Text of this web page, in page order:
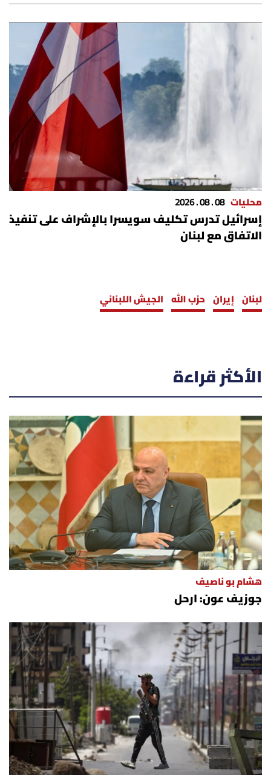
محليات 08 . 08 . 2026
إسرائيل تدرس تكليف سويسرا بالإشراف على تنفيذ
الاتفاق مع لبنان
لبنان إيران حزب الله الجيش اللبناني
الأكثر قراءة
هشام بو ناصيف
جوزيف عون: ارحل